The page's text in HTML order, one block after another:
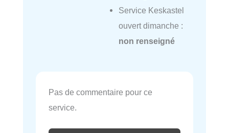
Service Keskastel
ouvert dimanche :
non renseigné
Pas de commentaire pour ce
service.